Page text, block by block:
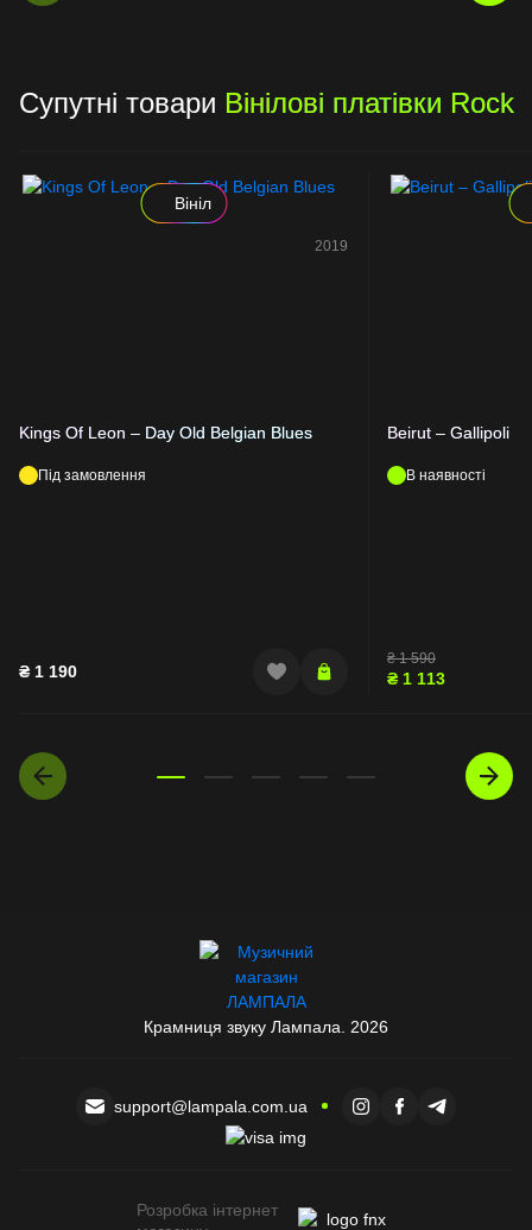
Супутні товари Вінілові платівки Rock
Вініл
2019
Kings Of Leon – Day Old Belgian Blues
Під замовлення
₴ 1 190
Beirut – Gallipoli
В наявності
₴1 590
₴ 1 113
Крамниця звуку Лампала. 2026
support@lampala.com.ua
Розробка інтернет